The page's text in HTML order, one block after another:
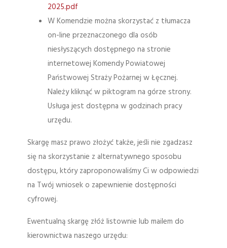
2025.pdf
W Komendzie można skorzystać z tłumacza
on-line przeznaczonego dla osób
niesłyszących dostępnego na stronie
internetowej Komendy Powiatowej
Państwowej Straży Pożarnej w Łęcznej.
Należy kliknąć w piktogram na górze strony.
Usługa jest dostępna w godzinach pracy
urzędu.
Skargę masz prawo złożyć także, jeśli nie zgadzasz
się na skorzystanie z alternatywnego sposobu
dostępu, który zaproponowaliśmy Ci w odpowiedzi
na Twój wniosek o zapewnienie dostępności
cyfrowej.
Ewentualną skargę złóż listownie lub mailem do
kierownictwa naszego urzędu: